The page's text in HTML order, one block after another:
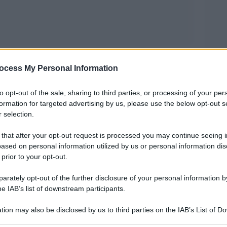
My Personal Information
opt-out of the sale, sharing to third parties, or processing of your
for targeted advertising by us, please use the below opt-out
selection.
that after your opt-out request is processed you may continue seeing
on personal information utilized by us or personal information
to your opt-out.
opt-out of the further disclosure of your personal information
IAB’s list of downstream participants.
may also be disclosed by us to third parties on the IAB’s List of
non solo. Intanto il Segretario di stato Kerry
di essere come Saddam o Hitler. Le navi da
Nimitz – si avvicinano mentre continuano
aveva fissato la «red line», l”uso di armi
Le armi chimiche sono state usate, non
non serve sapere chi le ha usate, gli